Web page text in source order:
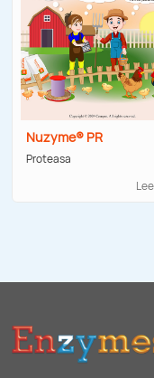
Nuzyme® PR
Proteasa